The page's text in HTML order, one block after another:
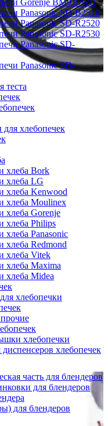
Gorenje BM910WII
Panasonic SD-B2510
Panasonic SD-R2520
Panasonic SD-R2530
Panasonic SD-
Panasonic SD-
теста
хлебопечек
хлеба Bork
хлеба LG
хлеба Kenwood
хлеба Moulinex
Gorenje
хлеба Philips
Panasonic
Redmond
хлеба Vitek
Maxima
хлеба Midea
хлебопечки
хлебопечки
хлебопечек
часть для блендеров
для блендеров
для блендеров